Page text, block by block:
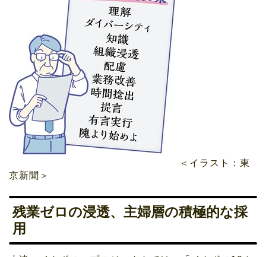
＜イラスト：東
京新聞＞
残業ゼロの浸透、主婦層の積極的な採
用